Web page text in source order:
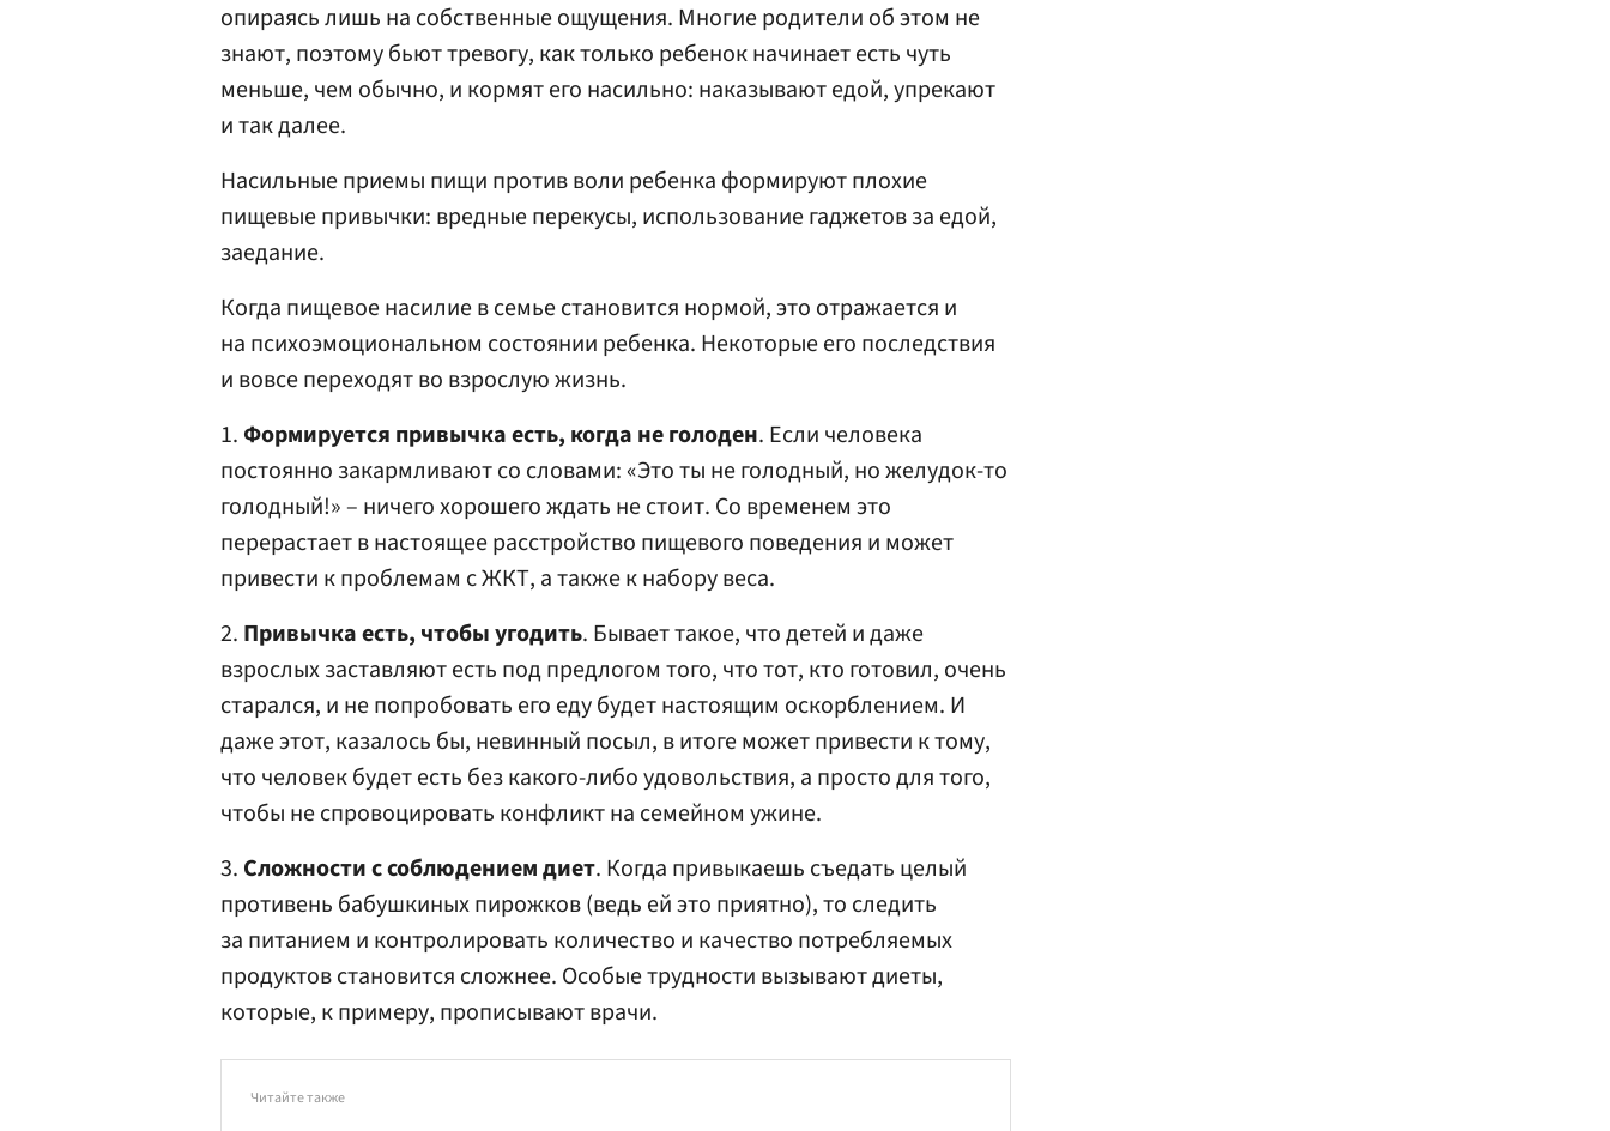
опираясь лишь на собственные ощущения. Многие родители об этом не
знают, поэтому бьют тревогу, как только ребенок начинает есть чуть
меньше, чем обычно, и кормят его насильно: наказывают едой, упрекают
и так далее.
Насильные приемы пищи против воли ребенка формируют плохие
пищевые привычки: вредные перекусы, использование гаджетов за едой,
заедание.
Когда пищевое насилие в семье становится нормой, это отражается и
на психоэмоциональном состоянии ребенка. Некоторые его последствия
и вовсе переходят во взрослую жизнь.
1. Формируется привычка есть, когда не голоден. Если человека
постоянно закармливают со словами: «Это ты не голодный, но желудок-то
голодный!» – ничего хорошего ждать не стоит. Со временем это
перерастает в настоящее расстройство пищевого поведения и может
привести к проблемам с ЖКТ, а также к набору веса.
2. Привычка есть, чтобы угодить. Бывает такое, что детей и даже
взрослых заставляют есть под предлогом того, что тот, кто готовил, очень
старался, и не попробовать его еду будет настоящим оскорблением. И
даже этот, казалось бы, невинный посыл, в итоге может привести к тому,
что человек будет есть без какого-либо удовольствия, а просто для того,
чтобы не спровоцировать конфликт на семейном ужине.
3. Сложности с соблюдением диет. Когда привыкаешь съедать целый
противень бабушкиных пирожков (ведь ей это приятно), то следить
за питанием и контролировать количество и качество потребляемых
продуктов становится сложнее. Особые трудности вызывают диеты,
которые, к примеру, прописывают врачи.
Читайте также